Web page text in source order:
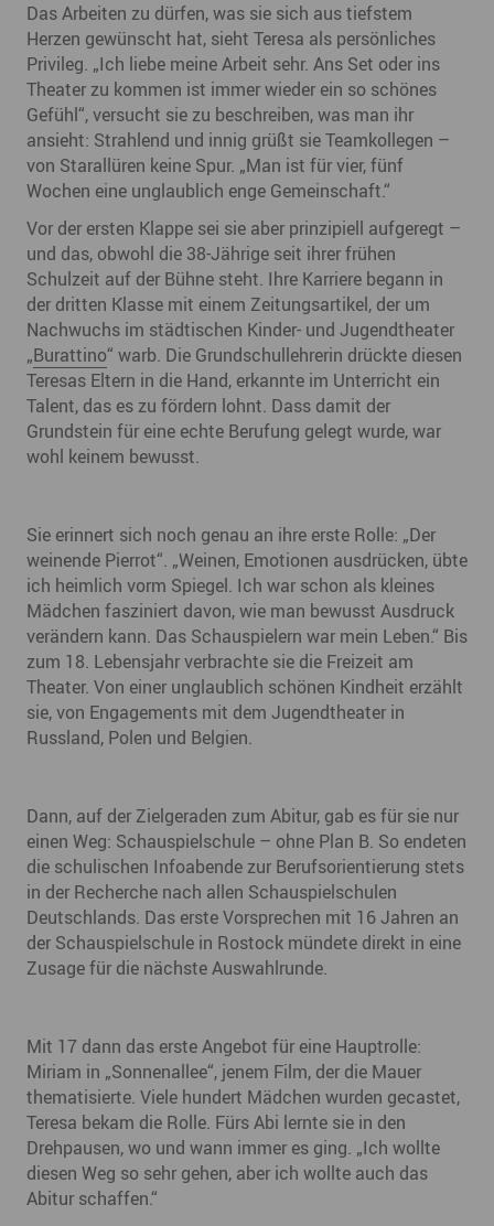
Das Arbeiten zu dürfen, was sie sich aus tiefstem
Herzen gewünscht hat, sieht Teresa als persönliches
Privileg. „Ich liebe meine Arbeit sehr. Ans Set oder ins
Theater zu kommen ist immer wieder ein so schönes
Gefühl“, versucht sie zu beschreiben, was man ihr
ansieht: Strahlend und innig grüßt sie Teamkollegen –
von Starallüren keine Spur. „Man ist für vier, fünf
Wochen eine unglaublich enge Gemeinschaft.“
Vor der ersten Klappe sei sie aber prinzipiell aufgeregt –
und das, obwohl die 38-Jährige seit ihrer frühen
Schulzeit auf der Bühne steht. Ihre Karriere begann in
der dritten Klasse mit einem Zeitungsartikel, der um
Nachwuchs im städtischen Kinder- und Jugendtheater
„Burattino“ warb. Die Grundschullehrerin drückte diesen
Teresas Eltern in die Hand, erkannte im Unterricht ein
Talent, das es zu fördern lohnt. Dass damit der
Grundstein für eine echte Berufung gelegt wurde, war
wohl keinem bewusst.
Sie erinnert sich noch genau an ihre erste Rolle: „Der
weinende Pierrot“. „Weinen, Emotionen ausdrücken, übte
ich heimlich vorm Spiegel. Ich war schon als kleines
Mädchen fasziniert davon, wie man bewusst Ausdruck
verändern kann. Das Schauspielern war mein Leben.“ Bis
zum 18. Lebensjahr verbrachte sie die Freizeit am
Theater. Von einer unglaublich schönen Kindheit erzählt
sie, von Engagements mit dem Jugendtheater in
Russland, Polen und Belgien.
Dann, auf der Zielgeraden zum Abitur, gab es für sie nur
einen Weg: Schauspielschule – ohne Plan B. So endeten
die schulischen Infoabende zur Berufsorientierung stets
in der Recherche nach allen Schauspielschulen
Deutschlands. Das erste Vorsprechen mit 16 Jahren an
der Schauspielschule in Rostock mündete direkt in eine
Zusage für die nächste Auswahlrunde.
Mit 17 dann das erste Angebot für eine Hauptrolle:
Miriam in „Sonnenallee“, jenem Film, der die Mauer
thematisierte. Viele hundert Mädchen wurden gecastet,
Teresa bekam die Rolle. Fürs Abi lernte sie in den
Drehpausen, wo und wann immer es ging. „Ich wollte
diesen Weg so sehr gehen, aber ich wollte auch das
Abitur schaffen.“